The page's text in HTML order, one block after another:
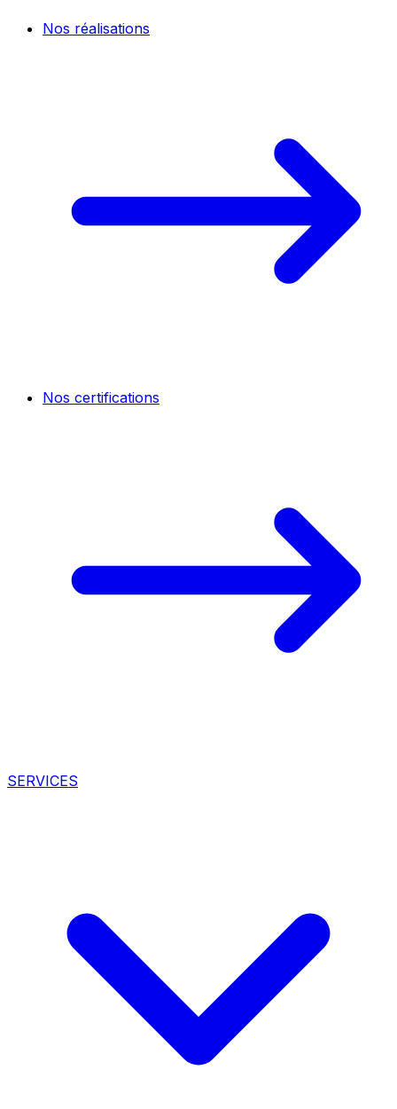
Nos réalisations
Nos certifications
SERVICES